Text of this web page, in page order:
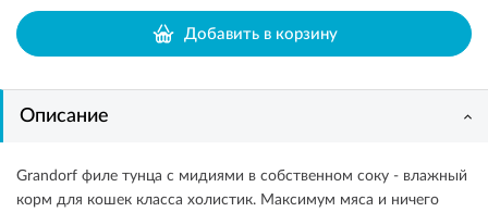
Добавить в корзину
Описание
Grandorf филе тунца с мидиями в собственном соку - влажный
корм для кошек класса холистик. Максимум мяса и ничего